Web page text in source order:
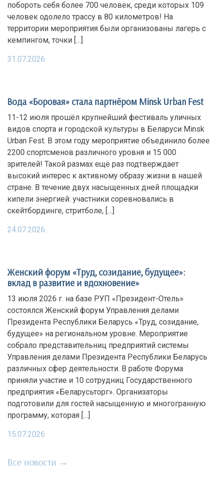
побороть себя более 700 человек, среди которых 109
человек одолело трассу в 80 километров! На
территории мероприятия были организованы лагерь с
кемпингом, точки […]
31.07.2026
Вода «Боровая» стала партнёром Minsk Urban Fest
11-12 июля прошёл крупнейший фестиваль уличных
видов спорта и городской культуры в Беларуси Minsk
Urban Fest. В этом году мероприятие объединило более
2200 спортсменов различного уровня и 15 000
зрителей! Такой размах ещё раз подтверждает
высокий интерес к активному образу жизни в нашей
стране. В течение двух насыщенных дней площадки
кипели энергией: участники соревновались в
скейтбординге, стритболе, […]
24.07.2026
Женский форум «Труд, созидание, будущее»:
вклад в развитие и вдохновение»
13 июля 2026 г. на базе РУП «Президент-Отель»
состоялся Женский форум Управления делами
Президента Республики Беларусь «Труд, созидание,
будущее» на региональном уровне. Мероприятие
собрало представительниц предприятий системы
Управления делами Президента Республики Беларусь
различных сфер деятельности. В работе Форума
приняли участие и 10 сотрудниц Государственного
предприятия «Беларусьторг». Организаторы
подготовили для гостей насыщенную и многогранную
программу, которая […]
15.07.2026
Все новости →